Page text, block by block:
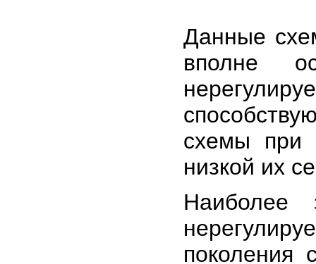
Данные
вполне
схемы при
низкой их
Наиболее
поколения